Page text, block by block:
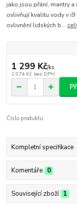
jako jsou přání, mantry
ovlivňují kvalitu vody v
ovlivnění lidských b...
1 299 Kč/ks
1 074 Kč bez DPH
Číslo produktu:
Kompletní specifikace
Komentáře 0
Související zboží 1